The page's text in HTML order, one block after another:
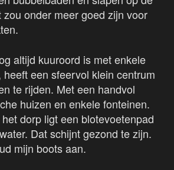
onder meer goed zijn voor
altijd kuuroord is met enkele
een sfeervol klein centrum
te rijden. Met een handvol
huizen en enkele fonteinen.
dorp ligt een blotevoetenpad
Dat schijnt gezond te zijn.
mijn boots aan.